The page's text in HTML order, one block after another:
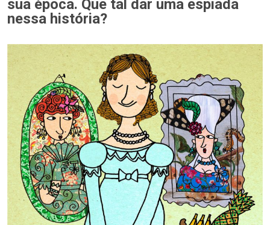
sua época. Que tal dar uma espiada
nessa história?